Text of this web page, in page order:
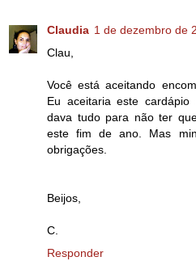
Claudia 1 de dezembro de
Clau,
Você está aceitando
Eu aceitaria este
dava tudo para não ter
este fim de ano. Mas
obrigações.
Beijos,
C.
Responder